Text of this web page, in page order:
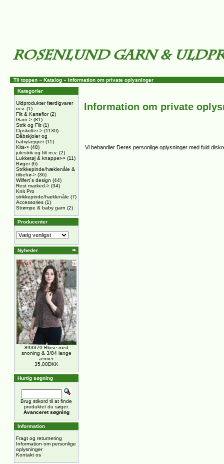
Til toppen » Katalog » Information om private oplysninger
Kategorier
Uldprodukter færdigvarer
m.v. (1)
Filt & Karteflor(2)
Garn-> (81)
Strik og Filt (1)
Opskrifter-> (1130)
Dåbskjoler og
babytæpper(11)
Kits-> (48)
julestrik og filt m.v. (2)
Lukketøj & knapper-> (11)
Bøger(6)
Strikkepinde/hæklenåle &
tilbehø-> (36)
Wilfert´s design (44)
Rest marked-> (34)
Knit Pro
strikkepinde/hæklenåle (7)
Accessories (1)
Strømpe & baby garn (2)
Producenter
Nyheder
893370 Bluse med
snoning & 3/84 lange
ærmer
35,00DKK
Hurtig søgning
Brug stikord til at finde
produktet du søger.
Avanceret søgning
Information
Fragt og returnering
Information om personlige
oplysninger
Kontakt os
Information om private
Vi behandler Deres personlige oplysninger med fuld